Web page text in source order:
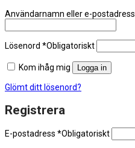
Användarnamn eller e-postadress
Lösenord *Obligatoriskt
Kom ihåg mig Logga in
Glömt ditt lösenord?
Registrera
E-postadress *Obligatoriskt